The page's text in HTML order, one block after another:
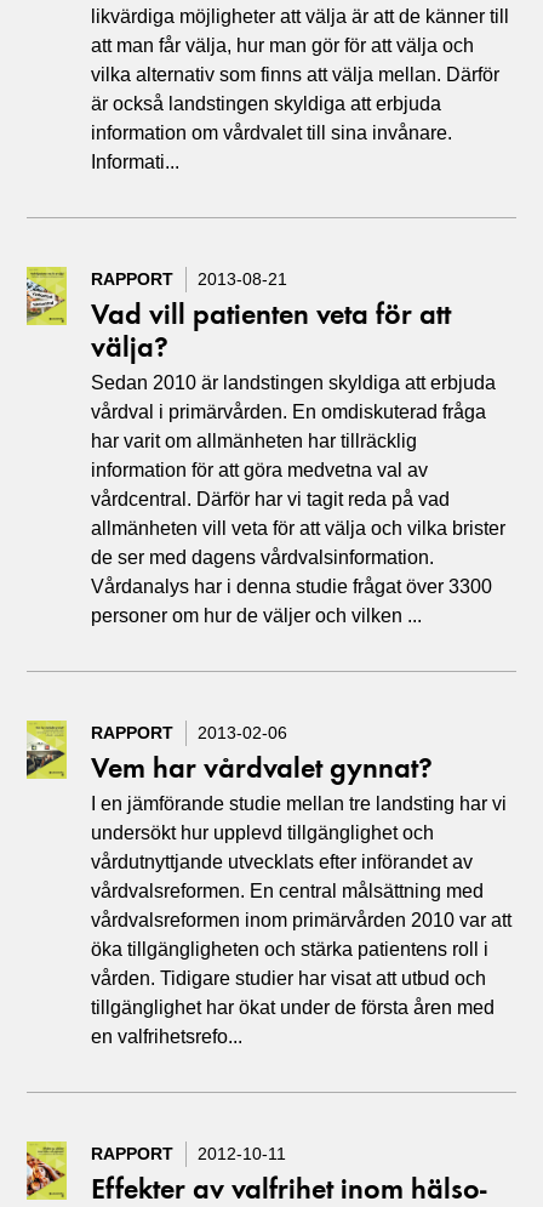
likvärdiga möjligheter att välja är att de känner till
att man får välja, hur man gör för att välja och
vilka alternativ som finns att välja mellan. Därför
är också landstingen skyldiga att erbjuda
information om vårdvalet till sina invånare.
Informati...
RAPPORT 2013-08-21
Vad vill patienten veta för att
välja?
Sedan 2010 är landstingen skyldiga att erbjuda
vårdval i primärvården. En omdiskuterad fråga
har varit om allmänheten har tillräcklig
information för att göra medvetna val av
vårdcentral. Därför har vi tagit reda på vad
allmänheten vill veta för att välja och vilka brister
de ser med dagens vårdvalsinformation.
Vårdanalys har i denna studie frågat över 3300
personer om hur de väljer och vilken ...
RAPPORT 2013-02-06
Vem har vårdvalet gynnat?
I en jämförande studie mellan tre landsting har vi
undersökt hur upplevd tillgänglighet och
vårdutnyttjande utvecklats efter införandet av
vårdvalsreformen. En central målsättning med
vårdvalsreformen inom primärvården 2010 var att
öka tillgängligheten och stärka patientens roll i
vården. Tidigare studier har visat att utbud och
tillgänglighet har ökat under de första åren med
en valfrihetsrefo...
RAPPORT 2012-10-11
Effekter av valfrihet inom hälso-